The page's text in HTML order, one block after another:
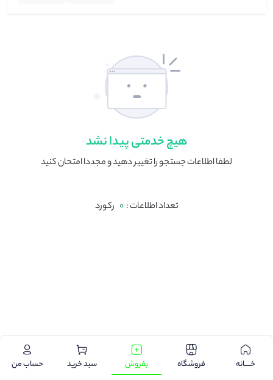
هیچ خدمتی پیدا نشد
لطفا اطلاعات جستجو را تغییر دهید و مجددا امتحان کنید
تعداد اطلاعات : 0 رکورد
خـــــانه فروشگاه بفروش سبد خرید حساب من